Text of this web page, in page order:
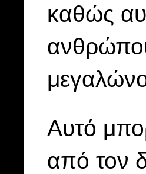
καθώς
Αυτό
από τον